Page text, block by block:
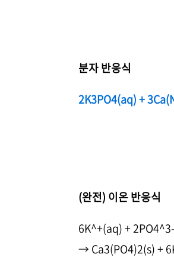
분자 반응식
2K3PO4(aq) +
(완전) 이온 반응식
6K^+(aq) +
→ Ca3(PO4)2(s) +